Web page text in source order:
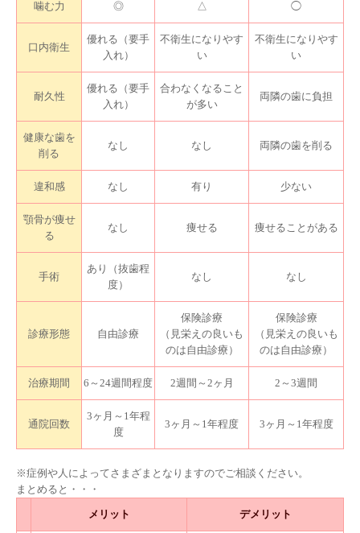
噛む力 ◎ △ ◯
口内衛生
優れる（要手
入れ）
不衛生になりやす
い
不衛生になりやす
い
耐久性
優れる（要手
入れ）
合わなくなること
が多い
両隣の歯に負担
健康な歯を
削る
なし なし 両隣の歯を削る
違和感 なし 有り 少ない
顎骨が痩せ
る
なし 痩せる 痩せることがある
手術
あり（抜歯程
度）
なし なし
診療形態 自由診療
保険診療
（見栄えの良いも
のは自由診療）
保険診療
（見栄えの良いも
のは自由診療）
治療期間 6～24週間程度 2週間～2ヶ月 2～3週間
通院回数
3ヶ月～1年程
度
3ヶ月～1年程度 3ヶ月～1年程度
※症例や人によってさまざまとなりますのでご相談ください。
まとめると・・・
メリット デメリット